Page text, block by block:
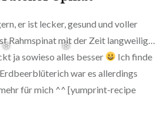
er ist lecker, gesund und voller
Rahmspinat mit der Zeit langweilig…
ja sowieso alles besser
Ich finde
war es allerdings
für mich ^^ [yumprint-recipe